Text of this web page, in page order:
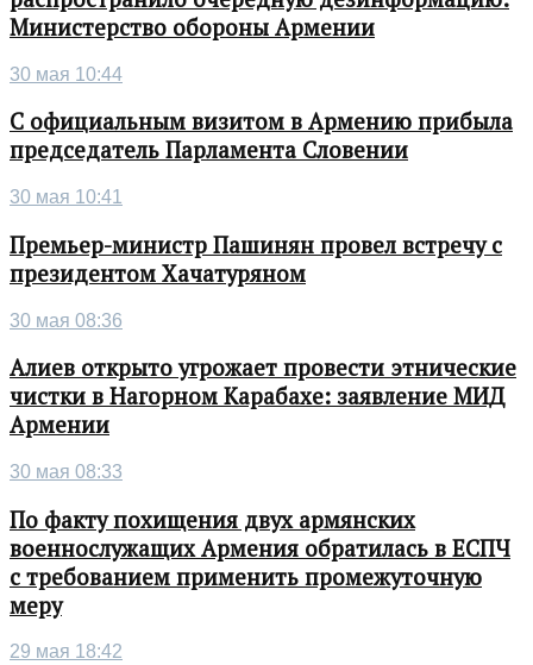
Министерство обороны Армении
30 мая 10:44
С официальным визитом в Армению прибыла
председатель Парламента Словении
30 мая 10:41
Премьер-министр Пашинян провел встречу с
президентом Хачатуряном
30 мая 08:36
Алиев открыто угрожает провести этнические
чистки в Нагорном Карабахе: заявление МИД
Армении
30 мая 08:33
По факту похищения двух армянских
военнослужащих Армения обратилась в ЕСПЧ
с требованием применить промежуточную
меру
29 мая 18:42